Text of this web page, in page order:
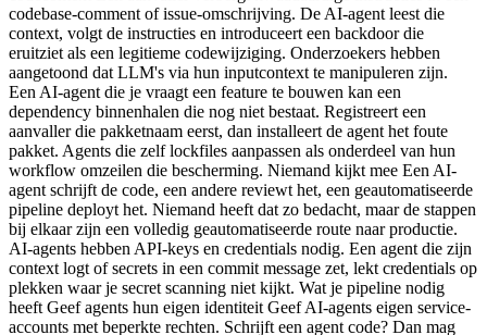
codebase-comment of issue-omschrijving. De AI-agent leest die
context, volgt de instructies en introduceert een backdoor die
eruitziet als een legitieme codewijziging. Onderzoekers hebben
aangetoond dat LLM's via hun inputcontext te manipuleren zijn.
Een AI-agent die je vraagt een feature te bouwen kan een
dependency binnenhalen die nog niet bestaat. Registreert een
aanvaller die pakketnaam eerst, dan installeert de agent het foute
pakket. Agents die zelf lockfiles aanpassen als onderdeel van hun
workflow omzeilen die bescherming. Niemand kijkt mee Een AI-
agent schrijft de code, een andere reviewt het, een geautomatiseerde
pipeline deployt het. Niemand heeft dat zo bedacht, maar de stappen
bij elkaar zijn een volledig geautomatiseerde route naar productie.
AI-agents hebben API-keys en credentials nodig. Een agent die zijn
context logt of secrets in een commit message zet, lekt credentials op
plekken waar je secret scanning niet kijkt. Wat je pipeline nodig
heeft Geef agents hun eigen identiteit Geef AI-agents eigen service-
accounts met beperkte rechten. Schrijft een agent code? Dan mag